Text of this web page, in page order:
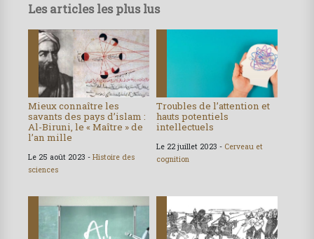
Les articles les plus lus
Mieux connaître les
savants des pays d’islam :
Al-Biruni, le « Maître » de
l’an mille
Le 25 août 2023 - Histoire des
sciences
Troubles de l’attention et
hauts potentiels
intellectuels
Le 22 juillet 2023 - Cerveau et
cognition